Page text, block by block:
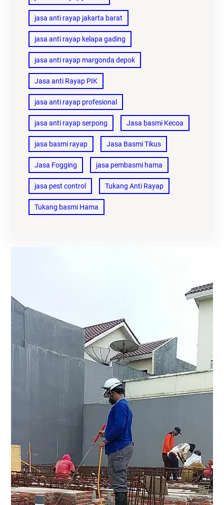
jasa anti rayap jakarta barat
jasa anti rayap kelapa gading
jasa anti rayap margonda depok
Jasa anti Rayap PIK
jasa anti rayap profesional
jasa anti rayap serpong Jasa basmi Kecoa
jasa basmi rayap Jasa Basmi Tikus
Jasa Fogging jasa pembasmi hama
jasa pest control Tukang Anti Rayap
Tukang basmi Hama